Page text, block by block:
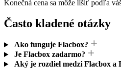
Konečná cena sa môže líšiť podľa
Často kladené otázky
Ako funguje Flacbox?
Je Flacbox zadarmo?
Aký je rozdiel medzi Flacbox a